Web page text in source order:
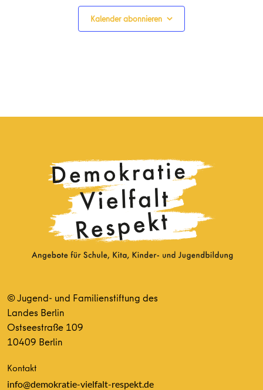
Kalender abonnieren
© Jugend- und Familienstiftung des
Landes Berlin
Ostseestraße 109
10409 Berlin
Kontakt
info@demokratie-vielfalt-respekt.de